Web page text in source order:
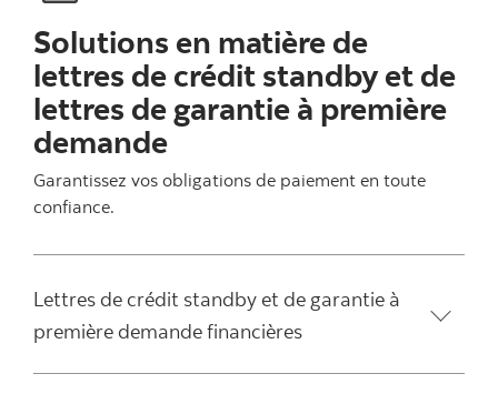
Solutions en matière de
lettres de crédit standby et de
lettres de garantie à première
demande
Garantissez vos obligations de paiement en toute
confiance.
Lettres de crédit standby et de garantie à
première demande financières